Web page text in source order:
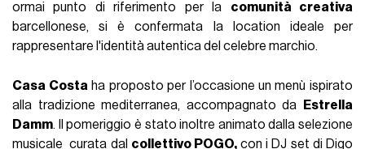
ormai punto di riferimento per la comunità creativa
barcellonese, si è confermata la location ideale per
rappresentare l'identità autentica del celebre marchio.
Casa Costa ha proposto per l’occasione un menù ispirato
alla tradizione mediterranea, accompagnato da
Estrella
Damm. Il pomeriggio è stato inoltre animato dalla selezione
musicale curata dal collettivo POGO,con i DJ set di Digo